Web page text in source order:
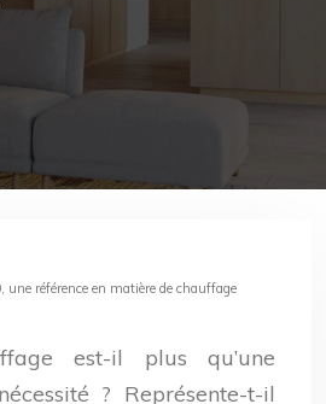
référence en matière de chauffage
est-il plus qu’une
? Représente-t-il